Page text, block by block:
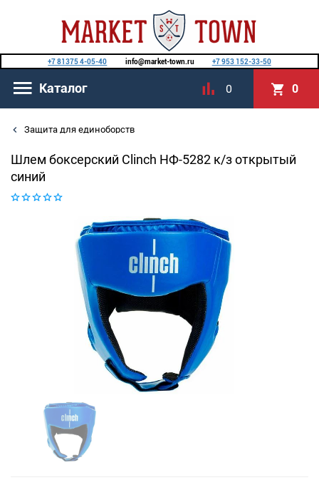
+7 81375 4-05-40 info@market-town.ru +7 953 152-33-50
Каталог 0 0
Защита для единоборств
Шлем боксерский Clinch НФ-5282 к/з открытый
синий